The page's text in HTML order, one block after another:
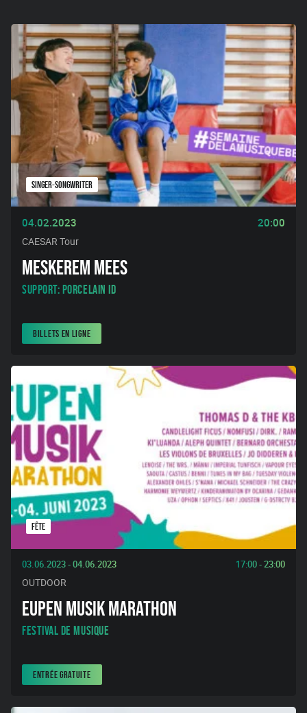
SINGER-SONGWRITER
04.02.2023 20:00
CAESAR Tour
MESKEREM MEES
Support: Porcelain id
BILLETS EN LIGNE
FÊTE
03.06.2023 - 04.06.2023 17:00 - 23:00
OUTDOOR
EUPEN MUSIK MARATHON
Festival de musique
ENTRÉE GRATUITE